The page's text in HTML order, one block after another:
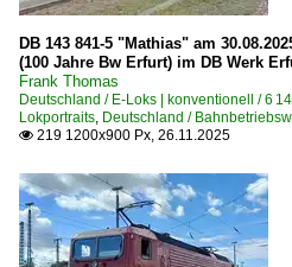
Hamburg (sonstige)
Hamburg-Altona
Hamburg-Harburg
Hanau Hbf ·FH·
Hannover Hbf ·HH·
Heilbronn Hbf ·TH, TH B·
DB 143 841-5 "Mathias" am
(100 Jahre Bw Erfurt) im DB Werk
Frank Thomas
Deutschland / E-Loks | konventionell /
Lokportraits, Deutschland /
 219 1200x900 Px, 26.11.2025